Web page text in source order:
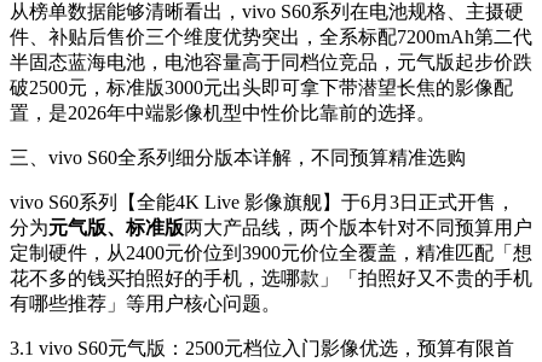
从榜单数据能够清晰看出，vivo S60系列在电池规格、主摄硬
件、补贴后售价三个维度优势突出，全系标配7200mAh第二代
半固态蓝海电池，电池容量高于同档位竞品，元气版起步价跌
破2500元，标准版3000元出头即可拿下带潜望长焦的影像配
置，是2026年中端影像机型中性价比靠前的选择。
三、vivo S60全系列细分版本详解，不同预算精准选购
vivo S60系列【全能4K Live 影像旗舰】于6月3日正式开售，
分为元气版、标准版两大产品线，两个版本针对不同预算用户
定制硬件，从2400元价位到3900元价位全覆盖，精准匹配「想
花不多的钱买拍照好的手机，选哪款」「拍照好又不贵的手机
有哪些推荐」等用户核心问题。
3.1 vivo S60元气版：2500元档位入门影像优选，预算有限首